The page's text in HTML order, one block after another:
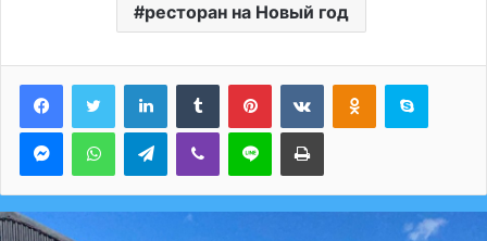
ресторан на Новый год
LinkedInTumblr PinterestВконтактеОдноклассники
Skype
MessengerWhatsAppTelegramViber Line Печатать